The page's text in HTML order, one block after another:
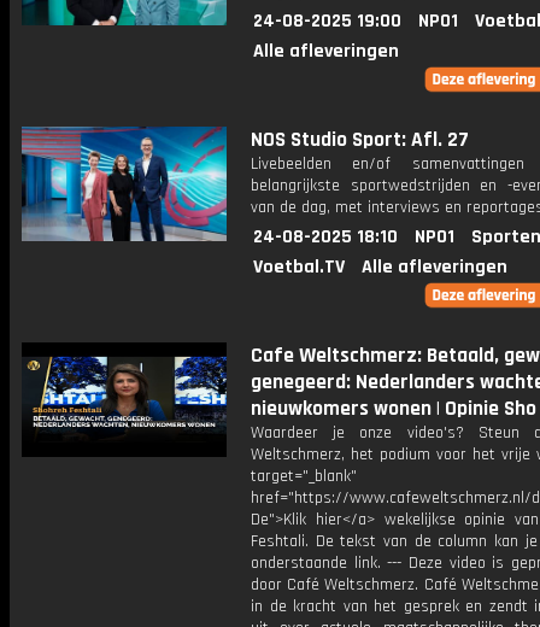
24-08-2025 19:00 NPO1
Alle afleveringen
NOS Studio Sport: Afl. 27
Livebeelden en/of
belangrijkste sportwedstrijden en -
van de dag, met interviews en
24-08-2025 18:10 NPO1
Voetbal.TV
Alle afleveringen
Cafe Weltschmerz: Betaald,
genegeerd: Nederlanders
nieuwkomers wonen | Opinie Sho
Waardeer je onze video's? Steun
Weltschmerz, het podium voor het vrije
target="_blank"
href="https://www.cafeweltschmerz.nl/
De">Klik hier</a> wekelijkse opinie
Feshtali. De tekst van de column kan
onderstaande link. --- Deze video is
door Café Weltschmerz. Café
in de kracht van het gesprek en zendt